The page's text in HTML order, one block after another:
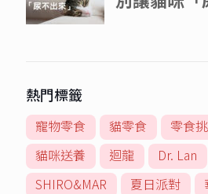
熱門標籤
寵物零食 貓零食 零食
貓咪送養
迴龍 Dr. Lan
SHIRO&MAR
夏日派對